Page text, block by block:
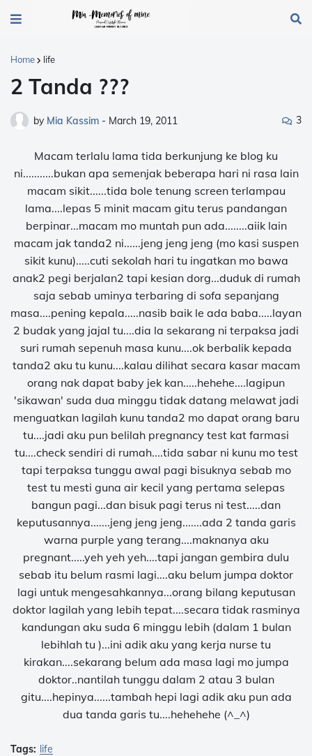
Home life
2 Tanda ???
by Mia Kassim - March 19, 2011 3
Macam terlalu lama tida berkunjung ke blog ku
ni...........bukan apa semenjak beberapa hari ni rasa lain
macam sikit......tida bole tenung screen terlampau
lama....lepas 5 minit macam gitu terus pandangan
berpinar...macam mo muntah pun ada........aiik lain
macam jak tanda2 ni......jeng jeng jeng (mo kasi suspen
sikit kunu).....cuti sekolah hari tu ingatkan mo bawa
anak2 pegi berjalan2 tapi kesian dorg...duduk di rumah
saja sebab uminya terbaring di sofa sepanjang
masa....pening kepala.....nasib baik le ada baba.....layan
2 budak yang jajal tu....dia la sekarang ni terpaksa jadi
suri rumah sepenuh masa kunu....ok berbalik kepada
tanda2 aku tu kunu....kalau dilihat secara kasar macam
orang nak dapat baby jek kan.....hehehe....lagipun
'sikawan' suda dua minggu tidak datang melawat jadi
menguatkan lagilah kunu tanda2 mo dapat orang baru
tu....jadi aku pun belilah pregnancy test kat farmasi
tu....check sendiri di rumah....tida sabar ni kunu mo test
tapi terpaksa tunggu awal pagi bisuknya sebab mo
test tu mesti guna air kecil yang pertama selepas
bangun pagi...dan bisuk pagi terus ni test.....dan
keputusannya.......jeng jeng jeng.......ada 2 tanda garis
warna purple yang terang....maknanya aku
pregnant.....yeh yeh yeh....tapi jangan gembira dulu
sebab itu belum rasmi lagi....aku belum jumpa doktor
lagi untuk mengesahkannya...orang bilang keputusan
doktor lagilah yang lebih tepat....secara tidak rasminya
kandungan aku suda 6 minggu lebih (dalam 1 bulan
lebihlah tu )...ini adik aku yang kerja nurse tu
kirakan....sekarang belum ada masa lagi mo jumpa
doktor..nantilah tunggu dalam 2 atau 3 bulan
gitu....hepinya......tambah hepi lagi adik aku pun ada
dua tanda garis tu....hehehehe (^_^)
Tags: life